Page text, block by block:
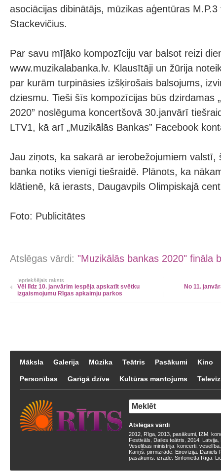
asociācijas dibinātājs, mūzikas aģentūras
Stackevičius.
Par savu mīļāko kompozīciju var balsot reizi
www.muzikalabanka.lv. Klausītāji un žūrija
par kurām turpināsies izšķirošais balsojums,
dziesmu. Tieši šīs kompozīcijas būs dzirdamas
2020” noslēguma koncertšovā 30.janvārī
LTV1, kā arī „Muzikālās Bankas” Facebook
Jau ziņots, ka sakarā ar ierobežojumiem valstī,
banka notiks vienīgi tiešraidē. Plānots, ka
klātienē, kā ierasts, Daugavpils Olimpiskajā
Foto: Publicitātes
Atslēgas vārdi: "Muzikālās bankas 2020" fināla
Iepriekšējais raksts
Vēl līdz 10. janvārim iespēja apskatīt svētku
izgaismojumu Rīgas apkaimju parkos
No 11.
Māksla Galerija Mūzika Teātris Pasākumi Kino
Personības Garīgā dzīve Kultūras mantojums
Atslēgas vārdi
2012 Rīga 2013 pasākumi IZM
Festivāls
Dailes teātris 2014 Latvija
Veselības ministrija koncerti veselība
Kariņš pirmizrāde Eirovīzija Daniels
pasākums izrāde Sinfonietta Rīga